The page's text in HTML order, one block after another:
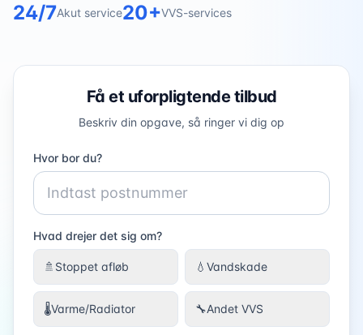
24/7Akut service20+VVS-services
Få et uforpligtende tilbud
Beskriv din opgave, så ringer vi dig op
Hvor bor du?
Hvad drejer det sig om?
🚿 Stoppet afløb 💧 Vandskade
🌡️Varme/Radiator 🔧Andet VVS